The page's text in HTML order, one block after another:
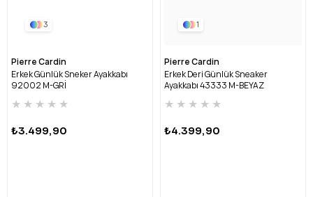
3
Pierre Cardin
Erkek Günlük Sneker Ayakkabı
92002 M-GRİ
★ ★ ★ ★ ★
₺3.499,90
1
Pierre Cardin
Erkek Deri Günlük Sneaker
Ayakkabı 43333 M-BEYAZ
★ ★ ★ ★ ★
₺4.399,90